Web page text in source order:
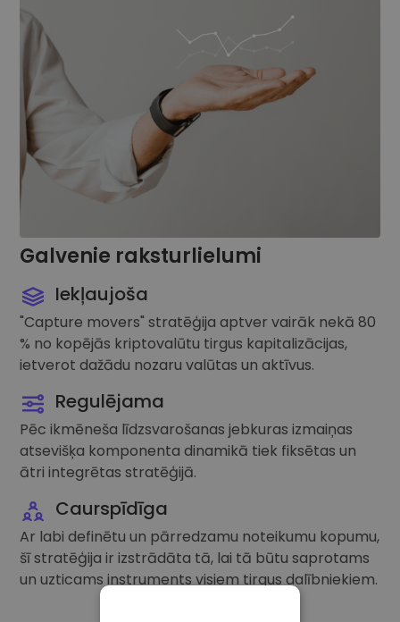
Galvenie raksturlielumi
Iekļaujoša
"Capture movers" stratēģija aptver vairāk nekā 80
% no kopējās kriptovalūtu tirgus kapitalizācijas,
ietverot dažādu nozaru valūtas un aktīvus.
Regulējama
Pēc ikmēneša līdzsvarošanas jebkuras izmaiņas
atsevišķa komponenta dinamikā tiek fiksētas un
ātri integrētas stratēģijā.
Caurspīdīga
Ar labi definētu un pārredzamu noteikumu kopumu,
šī stratēģija ir izstrādāta tā, lai tā būtu saprotams
un uzticams instruments visiem tirgus dalībniekiem.